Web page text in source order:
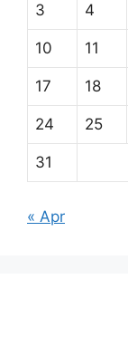
3 4
10 11
17 18
24 25
31
« Apr